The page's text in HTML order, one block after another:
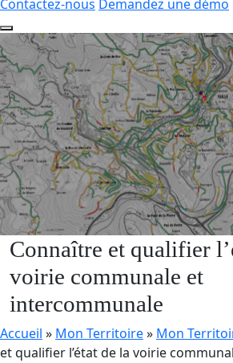
Contactez-nous Demandez une démo
Connaître et qualifier
voirie communale et
intercommunale
Accueil » Mon Territoire» Mon
et qualifier l’état de la voirie